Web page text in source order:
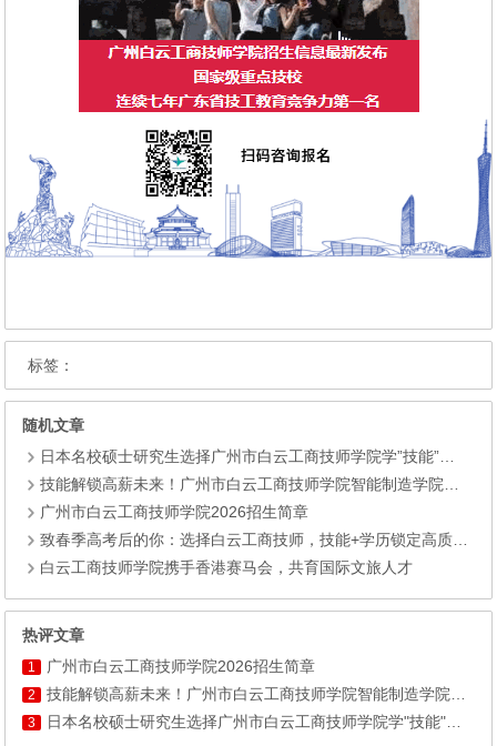
标签：
随机文章
日本名校硕士研究生选择广州市白云工商技师学院学”技能”：学历不再稀缺，手艺成了他最硬的底气!
技能解锁高薪未来！广州市白云工商技师学院智能制造学院——升学+就业双赛道，助你圆梦大学+高薪就业
广州市白云工商技师学院2026招生简章
致春季高考后的你：选择白云工商技师，技能+学历锁定高质量就业！
白云工商技师学院携手香港赛马会，共育国际文旅人才
热评文章
1 广州市白云工商技师学院2026招生简章
2 技能解锁高薪未来！广州市白云工商技师学院智能制造学院——升学+就业双赛道，助你圆梦大学+高薪就业
3 日本名校硕士研究生选择广州市白云工商技师学院学"技能"：学历不再稀缺，手艺成了他最硬的底气!